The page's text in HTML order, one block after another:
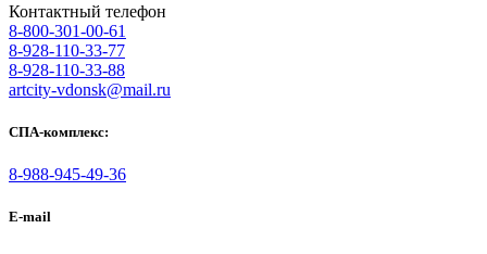
Контактный телефон
8-800-301-00-61
8-928-110-33-77
8-928-110-33-88
artcity-vdonsk@mail.ru
СПА-комплекс:
8-988-945-49-36
E-mail